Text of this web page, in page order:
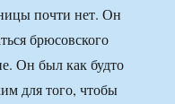
почти нет. Он
брюсовского
Он был как будто
для того, чтобы